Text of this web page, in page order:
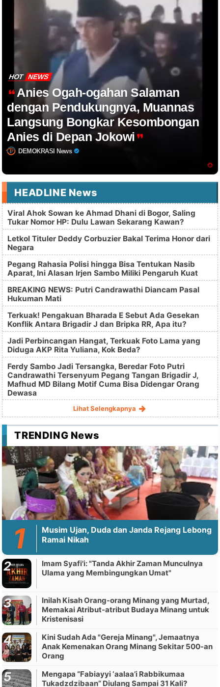
HOT NEWS
Anies Ogah-ogahan Salaman
dengan Pendukungnya, Muannas
Langsung Bongkar Kesombongan
Anies di Depan Jokowi
DEMOKRASI News
HEADLINE News
Viral Ahok Sowan ke Ahmad Dhani di Bogor, Saling
Tukar Nomor HP: Dulu Lawan Sekarang Kawan?
Letkol Tituler Deddy Corbuzier Bakal Terima Honor dari
Negara
Pegang Rahasia Polisi hingga Bisa Tentukan Nasib
Aparat, Ini Alasan Irjen Sambo Miliki Pengaruh Kuat
BREAKING NEWS: Putri Candrawathi Diancam Pasal
Hukuman Mati
Terkuak! Pengakuan Bharada E Sebut Ada Gesekan
Konflik Antara Brigadir J dan Bripka RR, Apa itu?
Jadi Perbincangan Hangat, Terkuak Foto Lama yang
Diduga AKP Rita Yuliana, Kok Beda?
Ferdy Sambo Jadi Tersangka, Beredar Foto Putri
Candrawathi Tersenyum Pegang Tangan Brigadir J,
Mafhud MD Bilang Motif Cuma Bisa Didengar Orang
Dewasa
Lihat Selengkapnya
TRENDING News
Musim Ujan, Duda dan Janda Rejang Lebong
Ramai Nikah
Imam Syafi'i: "Tanda Akhir Zaman Munculnya
Ulama yang Membingungkan Umat"
Inilah Kisah Orang-orang Minang yang Murtad,
Memakai Atribut-atribut Budaya Minang untuk
Kristenisasi
Kini Sudah Ada "Gereja Minang", Jemaatnya
Anak Kemenakan Orang Minang Sekitar 500-an
Orang
Mengapa “Fabiayyi ‘aalaa’i Rabbikumaa
Tukadzdzibaan” Diulang Sampai 31 Kali?